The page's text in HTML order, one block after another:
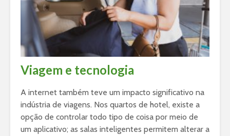
Viagem e tecnologia
A internet também teve um impacto significativo na
indústria de viagens. Nos quartos de hotel, existe a
opção de controlar todo tipo de coisa por meio de
um aplicativo; as salas inteligentes permitem alterar a